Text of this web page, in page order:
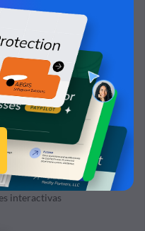
presentación
y más
y todo lo demás
y plantillas de
interactivas